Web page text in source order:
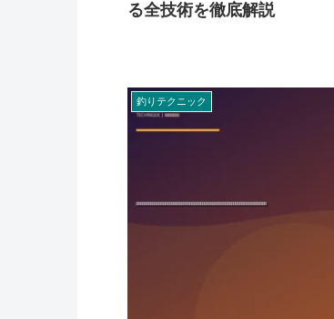
る全技術を徹底解説
釣りテクニック